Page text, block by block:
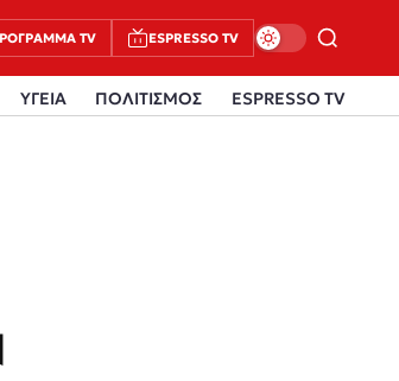
TV ESPRESSO TV
ΥΓΕΙΑ ΠΟΛΙΤΙΣΜΟΣ ESPRESSO TV